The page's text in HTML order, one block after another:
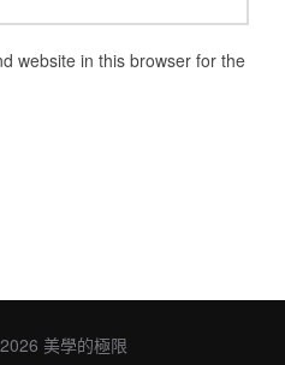
website in this browser for the
美學的極限